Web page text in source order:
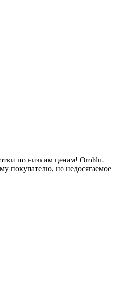
по низким ценам! Oroblu-
покупателю, но недосягаемое